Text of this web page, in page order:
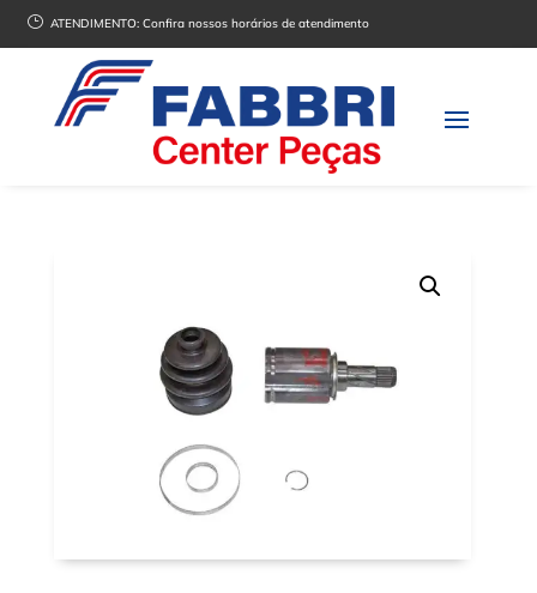
} ATENDIMENTO:Confira nossos horários de atendimento